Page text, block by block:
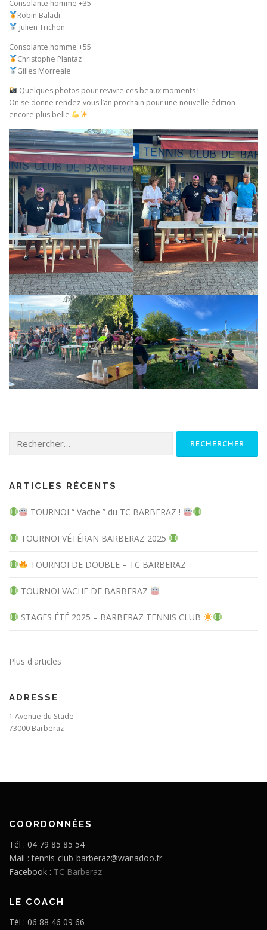
Consolante homme +35
Robin Baladi
Julien Trichon
Consolante homme +55
Christophe Plantaz
Gilles Morreale
Quelques photos pour revivre ces beaux moments !
On se donne rendez-vous l’an prochain pour une nouvelle édition
encore plus belle
ARTICLES RÉCENTS
TOURNOI “ Vache ” du TC BARBERAZ !
TOURNOI VÉTÉRAN BARBERAZ 2025
TOURNOI DE DOUBLE – TC BARBERAZ
TOURNOI VACHE DE BARBERAZ
STAGES ÉTÉ 2025 – BARBERAZ TENNIS CLUB
Plus d'articles
ADRESSE
1 Avenue du Stade
73000 Barberaz
COORDONNÉES
Tél : 04 79 85 85 54
Mail : tennis-club-barberaz@wanadoo.fr
Facebook : TC Barberaz
LE COACH
Tél : 06 88 46 09 66